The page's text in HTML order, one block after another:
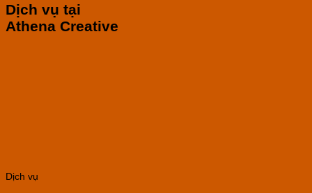
Dịch vụ tại
Athena Creative
Dịch vụ